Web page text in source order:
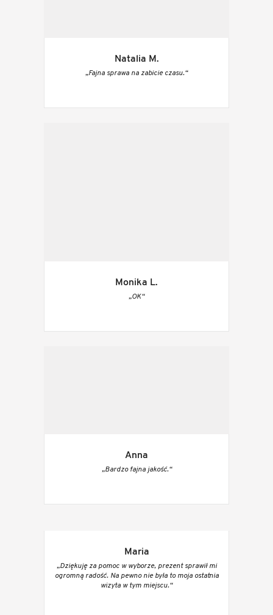
Natalia M.
„Fajna sprawa na zabicie czasu.“
Monika L.
„OK“
Anna
„Bardzo fajna jakość.“
Maria
„Dziękuję za pomoc w wyborze, prezent sprawił mi
ogromną radość. Na pewno nie była to moja ostatnia
wizyta w tym miejscu.“